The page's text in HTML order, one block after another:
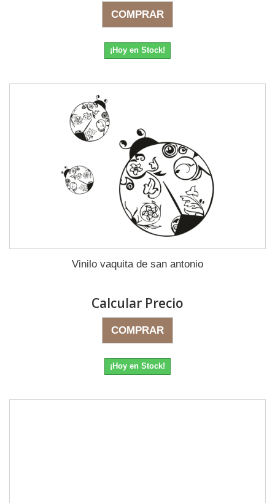
COMPRAR
¡Hoy en Stock!
Vinilo vaquita de san antonio
Calcular Precio
COMPRAR
¡Hoy en Stock!